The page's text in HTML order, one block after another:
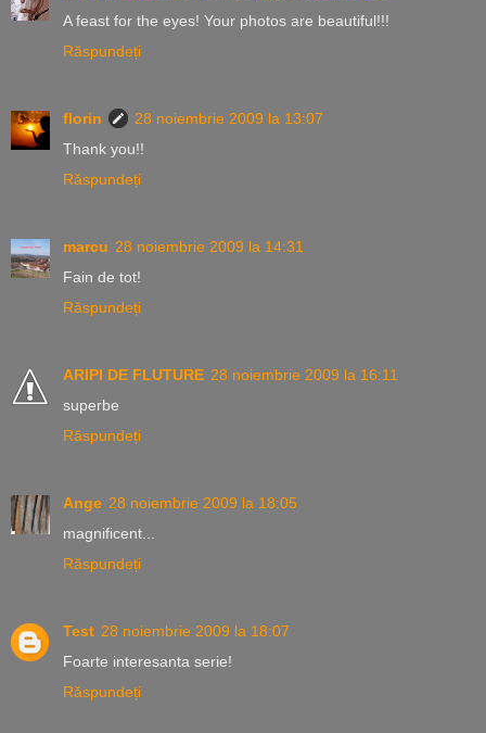
A feast for the eyes! Your photos are beautiful!!!
Răspundeți
florin
28 noiembrie 2009 la 13:07
Thank you!!
Răspundeți
marcu 28 noiembrie 2009 la 14:31
Fain de tot!
Răspundeți
ARIPI DE FLUTURE 28 noiembrie 2009 la 16:11
superbe
Răspundeți
Ange 28 noiembrie 2009 la 18:05
magnificent...
Răspundeți
Test 28 noiembrie 2009 la 18:07
Foarte interesanta serie!
Răspundeți